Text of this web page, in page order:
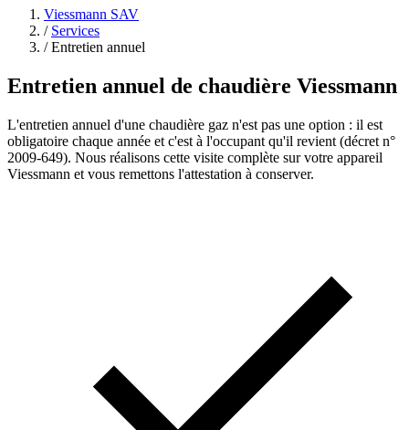
Viessmann SAV
/ Services
/ Entretien annuel
Entretien annuel de chaudière Viessmann
L'entretien annuel d'une chaudière gaz n'est pas une option : il est
obligatoire chaque année et c'est à l'occupant qu'il revient (décret n°
2009-649). Nous réalisons cette visite complète sur votre appareil
Viessmann et vous remettons l'attestation à conserver.